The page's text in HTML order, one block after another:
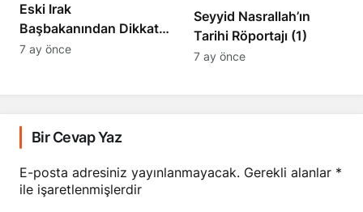
Eski Irak
Başbakanından Dikkat
Çeken Açıklamalar
7 ay önce
Seyyid Nasrallah’ın
Tarihi Röportajı (1)
7 ay önce
Bir Cevap Yaz
E-posta adresiniz yayınlanmayacak. Gerekli alanlar *
ile işaretlenmişlerdir